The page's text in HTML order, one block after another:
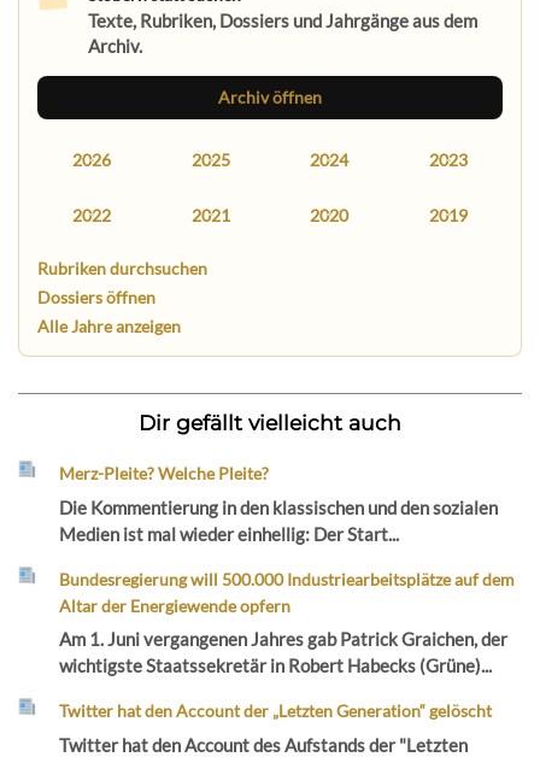
Texte, Rubriken, Dossiers und Jahrgänge aus dem
Archiv.
Archiv öffnen
2026 2025 2024 2023
2022 2021 2020 2019
Rubriken durchsuchen
Dossiers öffnen
Alle Jahre anzeigen
Dir gefällt vielleicht auch
Merz-Pleite? Welche Pleite?
Die Kommentierung in den klassischen und den sozialen
Medien ist mal wieder einhellig: Der Start...
Bundesregierung will 500.000 Industriearbeitsplätze auf dem
Altar der Energiewende opfern
Am 1. Juni vergangenen Jahres gab Patrick Graichen, der
wichtigste Staatssekretär in Robert Habecks (Grüne)...
Twitter hat den Account der „Letzten Generation“ gelöscht
Twitter hat den Account des Aufstands der "Letzten